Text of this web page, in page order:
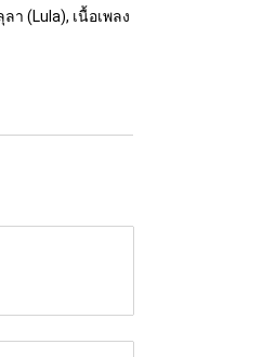
า (Lula), เนื้อเพลง